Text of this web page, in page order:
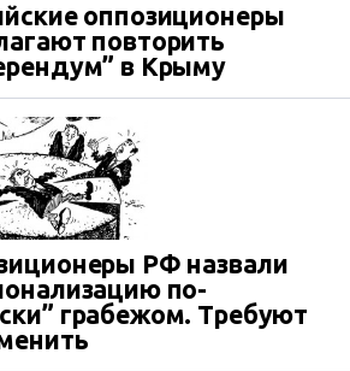
оппозиционеры
повторить
в Крыму
РФ назвали
по-
грабежом. Требуют